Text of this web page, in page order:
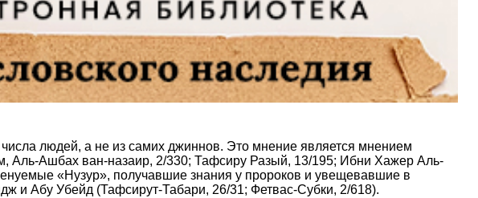
людей, а не из самих джиннов. Это мнение является мнением
Аль-Ашбах ван-назаир, 2/330; Тафсиру Разый, 13/195; Ибни Хажер Аль-
«Нузур», получавшие знания у пророков и увещевавшие в
и Абу Убейд (Тафсирут-Табари, 26/31; Фетвас-Субки, 2/618).